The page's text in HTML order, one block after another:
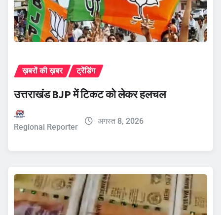
ख़बरों की ख़बर ट्रेंडिंग
उत्तराखंड BJP में टिकट को लेकर हलचल
Regional Reporter
अगस्त 8, 2026